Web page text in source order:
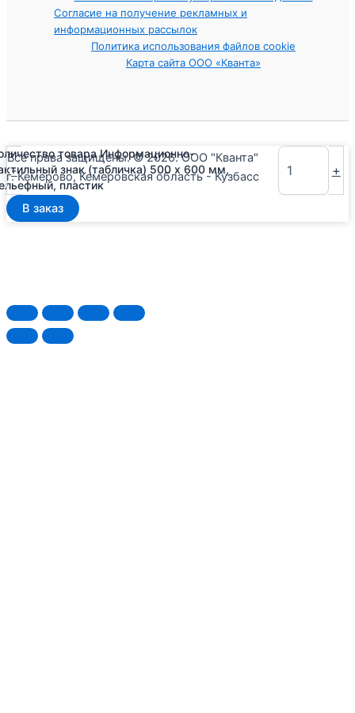
Согласие на получение рекламных и
информационных рассылок
Политика использования файлов cookie
Карта сайта ООО «Кванта»
Все права защищены. © 2026. ООО "Кванта"
г. Кемерово, Кемеровская область - Кузбасс
-
товара Информационно-
знак (табличка) 500 x 600 мм,
пластик
+
В заказ